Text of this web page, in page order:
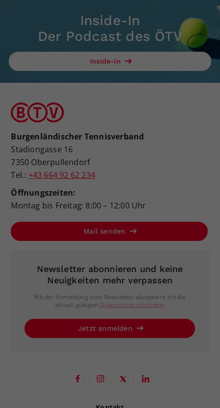
Inside-In
Der Podcast des ÖTV
Inside-In
Burgenländischer Tennisverband
Stadiongasse 16
7350 Oberpullendorf
Tel.: +43 664 92 62 234
Öffnungszeiten:
Montag bis Freitag: 8:00 – 12:00 Uhr
Mail senden
Newsletter abonnieren und keine
Neuigkeiten mehr verpassen
Mit der Anmeldung zum Newsletter akzeptiere ich die
aktuell gültigen Datenschutzrichtlinien.
Jetzt anmelden